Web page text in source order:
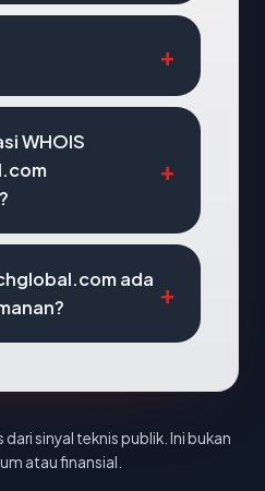
WHOIS
ada
sinyal teknis publik. Ini bukan
atau finansial.